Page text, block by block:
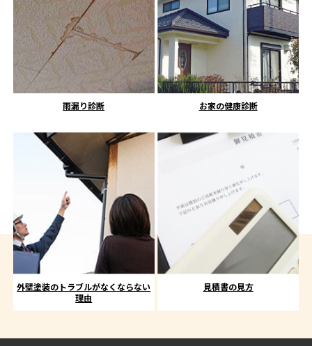
雨漏り診断 お家の健康診断
外壁塗装のトラブルがなくならない
理由
見積書の見方